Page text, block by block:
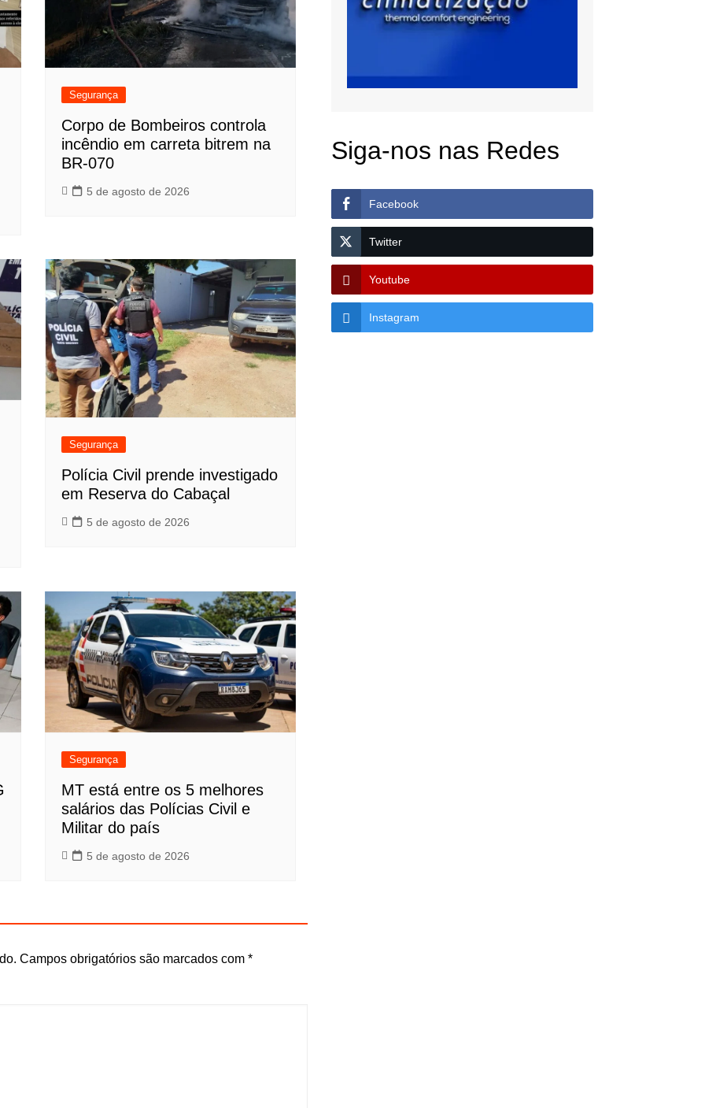
Segurança
Corpo de Bombeiros controla
incêndio em carreta bitrem na
BR-070
5 de agosto de 2026
Segurança
Polícia Civil prende investigado
em Reserva do Cabaçal
5 de agosto de 2026
Segurança
MT está entre os 5 melhores
salários das Polícias Civil e
Militar do país
5 de agosto de 2026
Campos obrigatórios são marcados com *
Siga-nos nas Redes
Facebook
Twitter
Youtube
Instagram